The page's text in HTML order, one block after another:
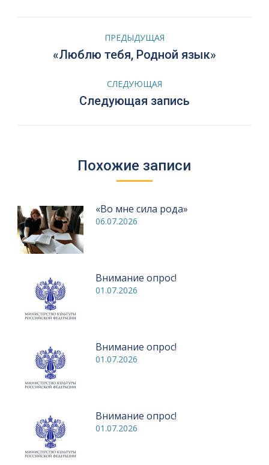
НавигацияПРЕДЫДУЩАЯ
Предыдущая
«Люблю тебя, Родной язык»
СЛЕДУЮЩАЯ
Следующая
Следующая запись
Похожие записи
«Во мне сила рода»
06.07.2026
Внимание опрос!
01.07.2026
Внимание опрос!
01.07.2026
Внимание опрос!
01.07.2026